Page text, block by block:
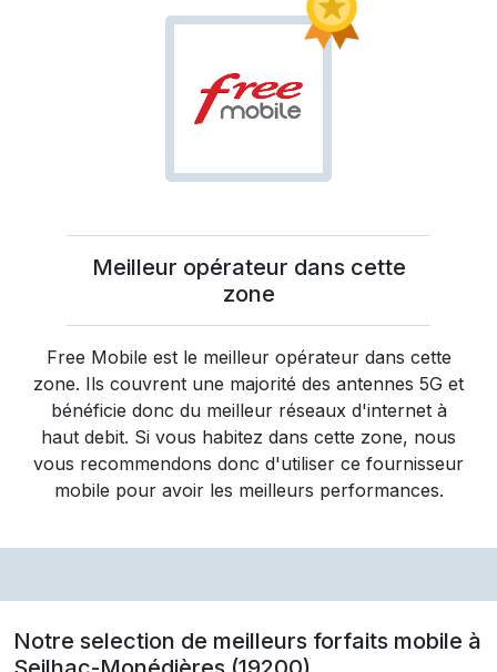
Meilleur opérateur dans cette
zone
Free Mobile est le meilleur opérateur dans cette
zone. Ils couvrent une majorité des antennes 5G et
bénéficie donc du meilleur réseaux d'internet à
haut debit. Si vous habitez dans cette zone, nous
vous recommendons donc d'utiliser ce fournisseur
mobile pour avoir les meilleurs performances.
Notre selection de meilleurs forfaits mobile à